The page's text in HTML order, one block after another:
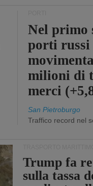
Nel primo
porti russi
milioni di
merci
San Pietroburgo
Traffico record nel
Trump fa
sulla tassa